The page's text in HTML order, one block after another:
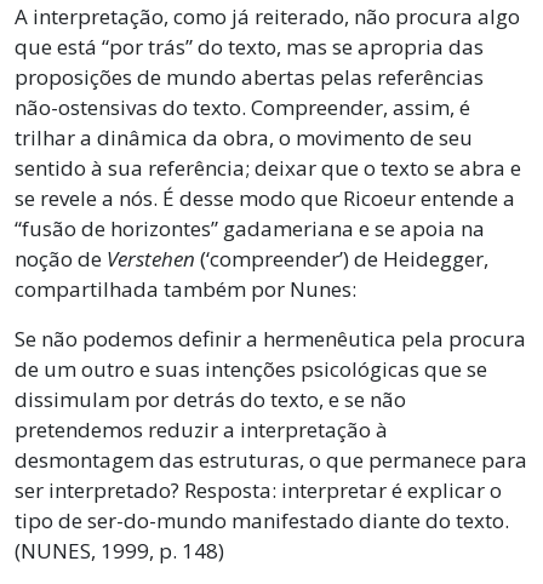
A interpretação, como já reiterado, não procura algo
que está “por trás” do texto, mas se apropria das
proposições de mundo abertas pelas referências
não-ostensivas do texto. Compreender, assim, é
trilhar a dinâmica da obra, o movimento de seu
sentido à sua referência; deixar que o texto se abra e
se revele a nós. É desse modo que Ricoeur entende a
“fusão de horizontes” gadameriana e se apoia na
noção de Verstehen (‘compreender’) de Heidegger,
compartilhada também por Nunes:
Se não podemos definir a hermenêutica pela procura
de um outro e suas intenções psicológicas que se
dissimulam por detrás do texto, e se não
pretendemos reduzir a interpretação à
desmontagem das estruturas, o que permanece para
ser interpretado? Resposta: interpretar é explicar o
tipo de ser-do-mundo manifestado diante do texto.
(NUNES, 1999, p. 148)